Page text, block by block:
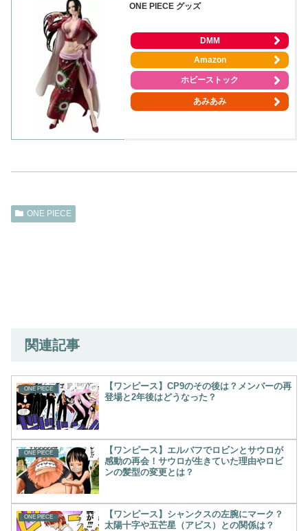
ONE PIECE グッズ
DMM
Amazon
ホビーストック
あみあみ
ONE PIECE
関連記事
ONE PIECE
【ワンピース】CP9のその後は？メンバーの再
登場と2年後はどうなった？
ONE PIECE
【ワンピース】エルバフでロビンとサウロが
感動の再会！サウロが生きていた理由やロビ
ンの髪型の変更とは？
ONE PIECE
【ワンピース】シャンクスの左腕にマーク？
太陽十字や五芒星（アビス）との関係は？